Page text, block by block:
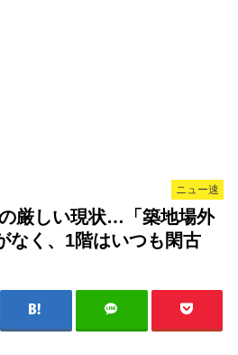
ニュー速
の厳しい現状…「築地場外
なく、1階はいつも閑古